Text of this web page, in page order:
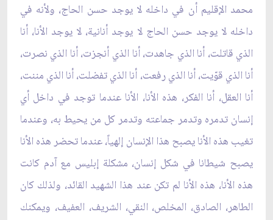
محمد الإقليم أن في داخله لا يوجد حسن الحاج، ولأنه في
داخله لا يوجد حسن الحاج لا يوجد أنانية، لا يوجد الأنا، أنا
الذي قاتلت، أنا الذي جاهدت، أنا الذي أنجزت، أنا الذي نصرت،
أنا الذي قوّيت، أنا الذي رفعت، أنا الذي تفضلت، أنا الذي مننت،
أنا العقل، أنا الفكر، هذه الأنا، الأنا عندما توجد في داخل أي
إنسان تدمره وتدمر جماعته وتدمر كل من يحيط به، وعندما
تغيب هذه الأنا يصبح هذا الإنسان إلهياً، عندما تحضر هذه الأنا
يصبح شيطانا في شكل إنسان، مشكلة إبليس مع آدم كانت
هذه الأنا، هذه الأنا لم تكن عند هذا الشهيد القائد، ولذلك كان
الطاهر، الصادق، المخلص، النقي، الشريف، العفيف، ويمكنك